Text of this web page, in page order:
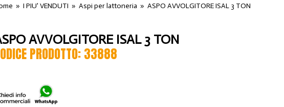
»I PIU' VENDUTI »Aspi per lattoneria »ASPO AVVOLGITORE ISAL 3 TON
AVVOLGITORE ISAL 3 TON
PRODOTTO: 33888